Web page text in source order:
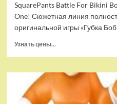
SquarePants Battle For Bikini
One! Сюжетная линия
оригинальной игры «Губка
Узнать цены...
Игра
Sponge
Bob
SquarePants